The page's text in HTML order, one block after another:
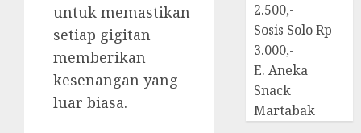
untuk memastikan
setiap gigitan
memberikan
kesenangan yang
luar biasa.
2.500,-
Sosis Solo Rp
3.000,-
E. Aneka
Snack
Martabak